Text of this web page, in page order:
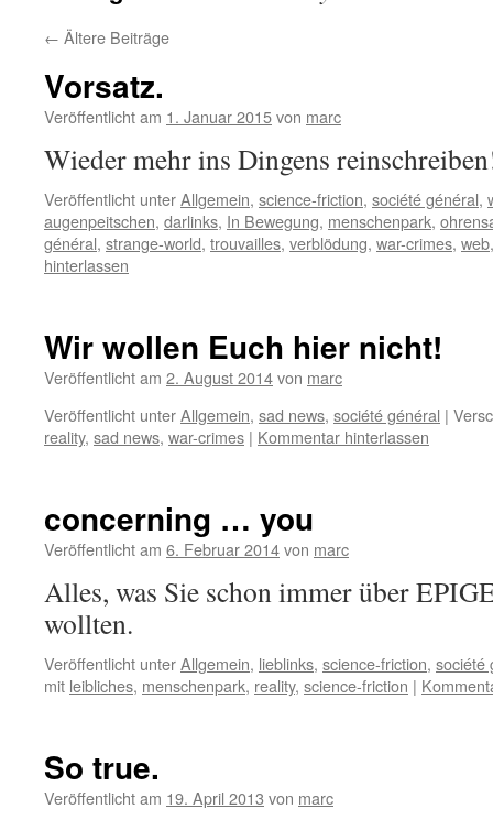
← Ältere Beiträge
Vorsatz.
Veröffentlicht am 1. Januar 2015von marc
Wieder mehr ins Dingens
Veröffentlicht unterAllgemein, science-friction, société général,
augenpeitschen, darlinks, In Bewegung, menschenpark,
général, strange-world, trouvailles, verblödung, war-crimes, web
hinterlassen
Wir wollen Euch hier nicht!
Veröffentlicht am 2. August 2014von marc
Veröffentlicht unterAllgemein, sad news, société général |
reality, sad news, war-crimes | Kommentar hinterlassen
concerning … you
Veröffentlicht am 6. Februar 2014von marc
Alles, was Sie schon immer über
wollten.
Veröffentlicht unterAllgemein, lieblinks, science-friction, société
mit leibliches, menschenpark, reality, science-friction |
So true.
Veröffentlicht am 19. April 2013 von marc